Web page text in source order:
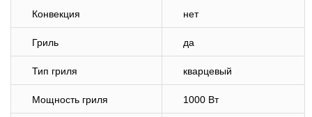
Конвекция нет
Гриль да
Тип гриля кварцевый
Мощность гриля 1000 Вт